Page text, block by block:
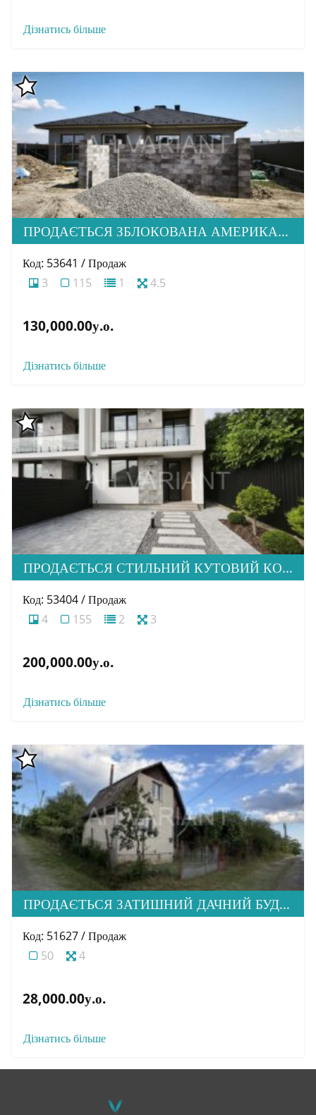
Дізнатись більше
ПРОДАЄТЬСЯ ЗБЛОКОВАНА АМЕРИКАНКА НА СТАДІЇ БУДІВНИЦТВА В ПРЕСТИЖНОМУ МІК. СТОРОДНИЦЯ
Код: 53641 / Продаж
3
115 1 4.5
130,000.00у.о.
Дізнатись більше
ПРОДАЄТЬСЯ СТИЛЬНИЙ КУТОВИЙ КОТЕДЖ У ПРЕСТИЖНОМУ МІКРОРАЙОНІ МИНАЙ
Код: 53404 / Продаж
4
155 2 3
200,000.00у.о.
Дізнатись більше
ПРОДАЄТЬСЯ ЗАТИШНИЙ ДАЧНИЙ БУДИНОК В М. УЖГОРОД
Код: 51627 / Продаж
50
4
28,000.00у.о.
Дізнатись більше